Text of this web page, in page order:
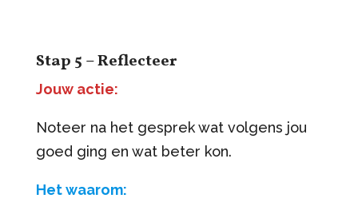
Stap 5 – Reflecteer
Jouw actie:
Noteer na het gesprek wat volgens jou
goed ging en wat beter kon.
Het waarom: